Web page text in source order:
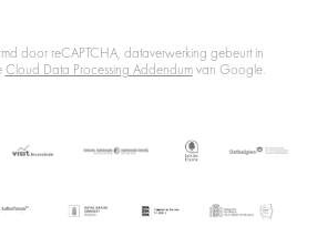
door reCAPTCHA, dataverwerking gebeurt in
Cloud Data Processing Addendumvan Google.